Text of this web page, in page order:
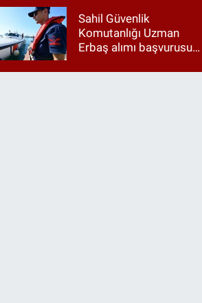
Sahil Güvenlik
Komutanlığı Uzman
Erbaş alımı başvurusu
başvuru şartları neler?